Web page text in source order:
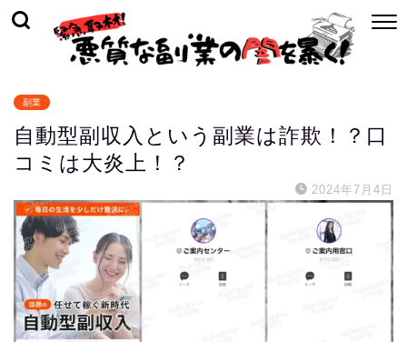
副業
自動型副収入という副業は詐欺！？口
コミは大炎上！？
2024年7月4日